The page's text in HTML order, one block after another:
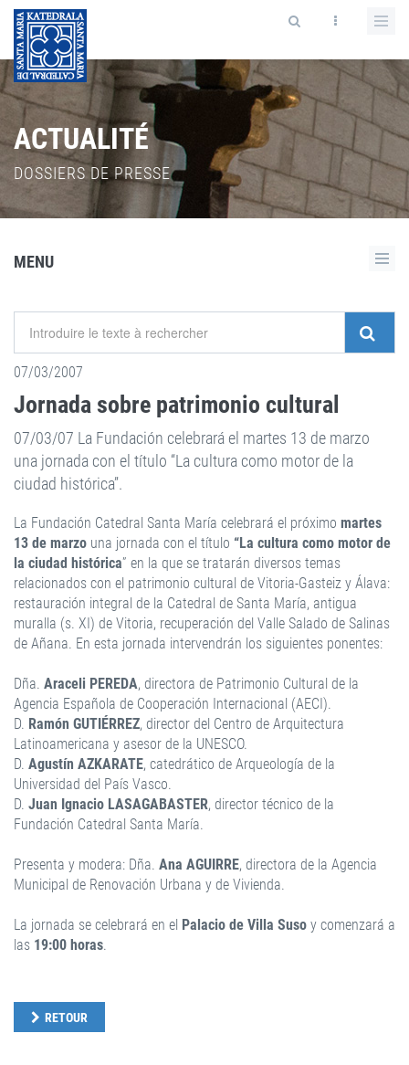
ACTUALITÉ
DOSSIERS DE PRESSE
MENU
07/03/2007
Jornada sobre patrimonio cultural
07/03/07 La Fundación celebrará el martes 13 de marzo
una jornada con el título “La cultura como motor de la
ciudad histórica”.
La Fundación Catedral Santa María celebrará el próximo martes
13 de marzo una jornada con el título “La cultura como motor de
la ciudad histórica” en la que se tratarán diversos temas
relacionados con el patrimonio cultural de Vitoria-Gasteiz y Álava:
restauración integral de la Catedral de Santa María, antigua
muralla (s. XI) de Vitoria, recuperación del Valle Salado de Salinas
de Añana. En esta jornada intervendrán los siguientes ponentes:
Dña. Araceli PEREDA, directora de Patrimonio Cultural de la
Agencia Española de Cooperación Internacional (AECI).
D. Ramón GUTIÉRREZ, director del Centro de Arquitectura
Latinoamericana y asesor de la UNESCO.
D. Agustín AZKARATE, catedrático de Arqueología de la
Universidad del País Vasco.
D. Juan Ignacio LASAGABASTER, director técnico de la
Fundación Catedral Santa María.
Presenta y modera: Dña. Ana AGUIRRE, directora de la Agencia
Municipal de Renovación Urbana y de Vivienda.
La jornada se celebrará en el Palacio de Villa Suso y comenzará a
las 19:00 horas.
RETOUR